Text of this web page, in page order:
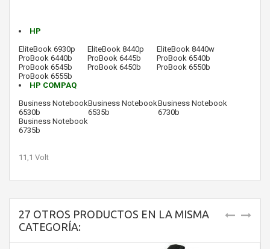
HP
EliteBook 6930p
EliteBook 8440p
EliteBook 8440w
ProBook 6440b
ProBook 6445b
ProBook 6540b
ProBook 6545b
ProBook 6450b
ProBook 6550b
ProBook 6555b
HP COMPAQ
Business Notebook
6530b
Business Notebook
6535b
Business Notebook
6730b
Business Notebook
6735b
11,1 Volt
27 OTROS PRODUCTOS EN LA MISMA
CATEGORÍA: